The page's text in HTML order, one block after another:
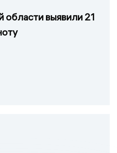
выявили 21